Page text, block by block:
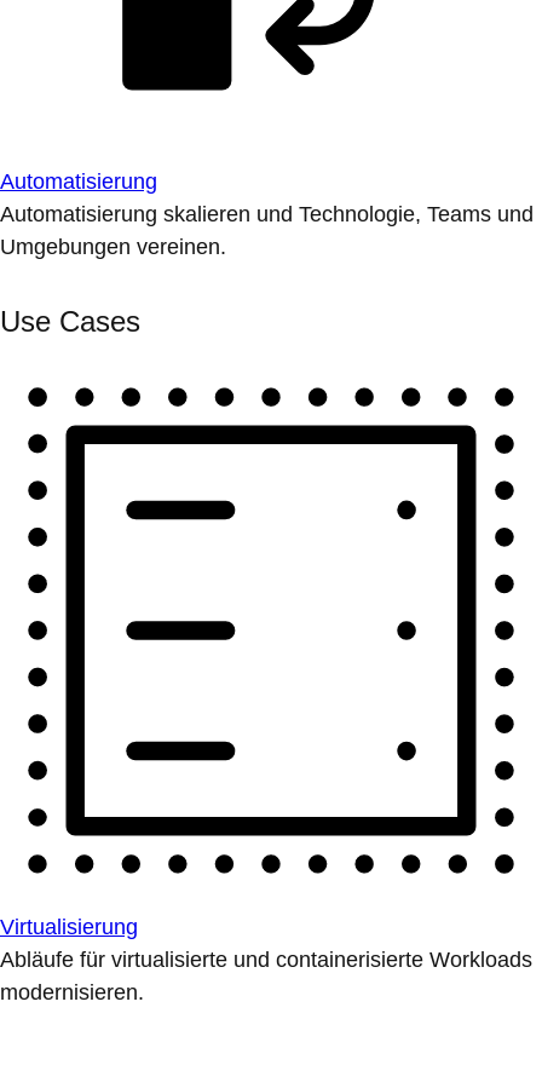
Automatisierung
Automatisierung skalieren und Technologie, Teams und
Umgebungen vereinen.
Use Cases
Virtualisierung
Abläufe für virtualisierte und containerisierte Workloads
modernisieren.